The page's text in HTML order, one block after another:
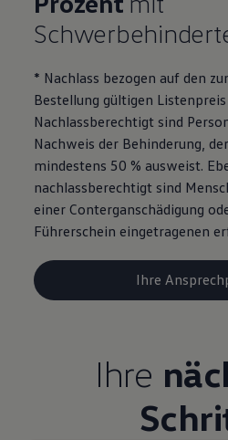
Motorenöl und
Räder und Reifen
Pannen- und
Volkswagen Teile
Zubehör
Schutz und Pflege
Transport
Entertainment
Individualisieren
Wallbox und
Digitale Extras
Dienste für Ihr
Volkswagen
Handy und
Updates für
Warn- und
Assistenzsysteme
Digitale
Live Beratung
* Nachlass bezogen auf den
Bestellung gültigen
Nachlassberechtigt sind
Nachweis der Behinderung,
mindestens 50 % ausweist.
nachlassberechtigt sind
einer Conterganschädigung
Führerschein eingetragenen
Ihre
Ihre